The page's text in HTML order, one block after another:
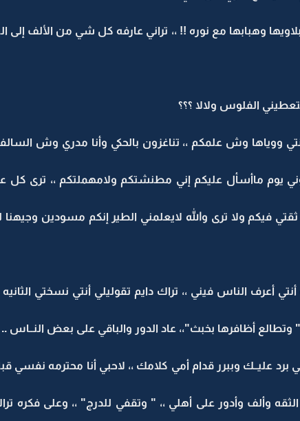
وهبابها مع نوره !! ،، تراني عارفه كل شي من الألف
الفلوس ولالا ؟؟؟
ووياها وش علمكم ،، تناغزون بالحكي وأنا مدري وش
يوم ماأسأل عليكم إني مطنشتكم ولامهملتكم ،، ترى كل
ثقتي فيكم ولا ترى والله لايعلمني الطير إنكم مسودين
أعرف الناس فيني ،، تراك دايم تقوليلي أنتي نسختي
أظافرها بخبث"،، عاد الدور والباقي على بعض النــاس ..
عليــك وببرر قدام أمي كلامك ،، لاحبي أنا محترمه
وألف وأدور على أهلي ،، " وتقفي للدرج" ،، وعلى